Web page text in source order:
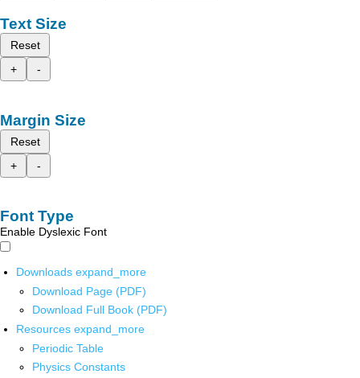
Text Size
Reset
+
-
Margin Size
Reset
+
-
Font Type
Enable Dyslexic Font
Downloads expand_more
Download Page (PDF)
Download Full Book (PDF)
Resources expand_more
Periodic Table
Physics Constants